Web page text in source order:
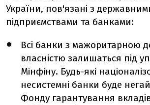
України, пов'язані з
підприємствами та банками:
Всі банки з мажоритарною
власністю залишаться під
Мінфіну. Будь-які
несистемні банки буде
Фонду гарантування